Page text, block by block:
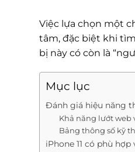
Việc lựa chọn một
tâm, đặc biệt khi
bị này có còn là
Mục lục
Đánh giá hiệu năng
Khả năng lướt web
Bảng thông số kỹ
iPhone 11 có phù